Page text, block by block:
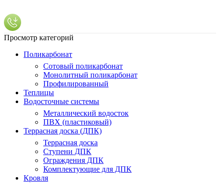
Просмотр категорий
Поликарбонат
Сотовый поликарбонат
Монолитный поликарбонат
Профилированный
Теплицы
Водосточные системы
Металлический водосток
ПВХ (пластиковый)
Террасная доска (ДПК)
Террасная доска
Ступени ДПК
Ограждения ДПК
Комплектующие для ДПК
Кровля